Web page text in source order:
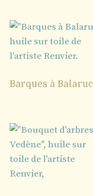
Barques à Balaruc